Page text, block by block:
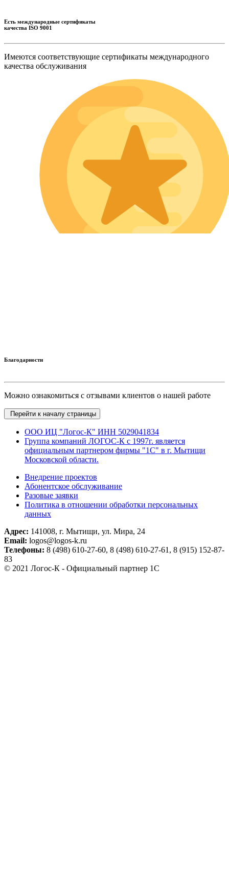
Есть международные сертификаты
качества ISO 9001
Имеются соответствующие сертификаты международного
качества обслуживания
Благодарности
Можно ознакомиться с отзывами клиентов о нашей работе
Перейти к началу страницы
ООО ИЦ "Логос-К" ИНН 5029041834
Группа компаний ЛОГОС-К c 1997г. является
официальным партнером фирмы "1С" в г. Мытищи
Московской области.
Внедрение проектов
Абонентское обслуживание
Разовые заявки
Политика в отношении обработки персональных
данных
Адрес: 141008, г. Мытищи, ул. Мира, 24
Email: logos@logos-k.ru
Телефоны: 8 (498) 610-27-60, 8 (498) 610-27-61, 8 (915) 152-87-
83
© 2021 Логос-К - Официальный партнер 1С